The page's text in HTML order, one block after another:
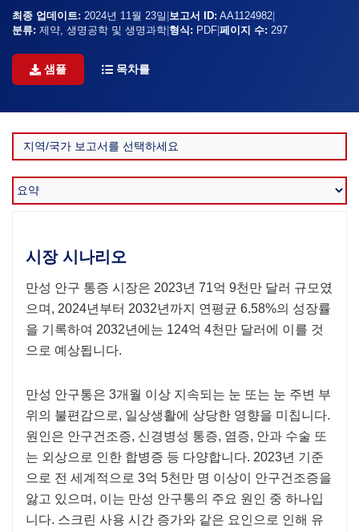
최종 업데이트: 2024년 11월 23일 보고서 ID: AA1124982
분류: 제약, 생명공학 및 생명과학 형식: PDF 페이지 수: 297
샘플 목차를
시장 시나리오
만성 안구 통증 시장은 2023년 71억 9천만 달러 규모였
으며, 2024년부터 2032년까지 연평균 6.58%의 성장률
을 기록하여 2032년에는 124억 4천만 달러에 이를 것
으로 예상됩니다.
만성 안구통은 3개월 이상 지속되는 눈 또는 눈 주변 부
위의 불편감으로, 일상생활에 상당한 영향을 미칩니다.
원인은 안구건조증, 신경병성 통증, 염증, 안과 수술 또
는 외상으로 인한 합병증 등 다양합니다. 2023년 기준
으로 전 세계적으로 3억 5천만 명 이상이 안구건조증을
앓고 있으며, 이는 만성 안구통의 주요 원인 중 하나입
니다. 스크린 사용 시간 증가와 같은 요인으로 인해 유